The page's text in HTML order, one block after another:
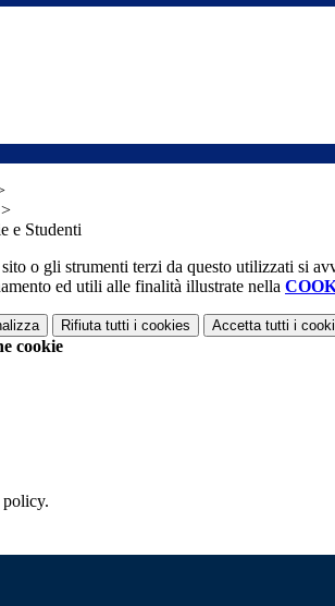
>
e Studenti
o gli strumenti terzi da questo utilizzati si
ed utili alle finalità illustrate nella
Rifiuta tutti i cookies Accetta tutti i
cookie
policy.